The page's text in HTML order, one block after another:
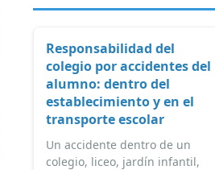
Responsabilidad del
colegio por accidentes del
alumno: dentro del
establecimiento y en el
transporte escolar
Un accidente dentro de un
colegio, liceo, jardín infantil,